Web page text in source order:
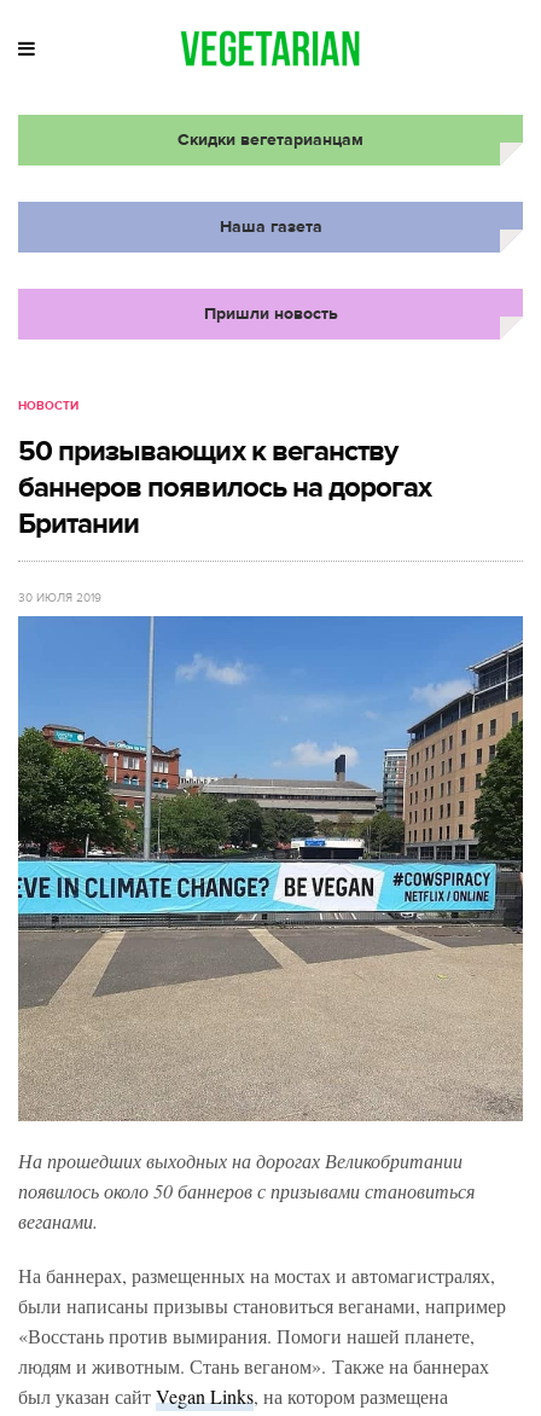
Скидки вегетарианцам
Наша газета
Пришли новость
НОВОСТИ
50 призывающих к веганству
баннеров появилось на дорогах
Британии
30 ИЮЛЯ 2019
На прошедших выходных на дорогах Великобритании
появилось около 50 баннеров с призывами становиться
веганами.
На баннерах, размещенных на мостах и автомагистралях,
были написаны призывы становиться веганами, например
«Восстань против вымирания. Помоги нашей планете,
людям и животным. Стань веганом». Также на баннерах
был указан сайтVegan Links, на котором размещена